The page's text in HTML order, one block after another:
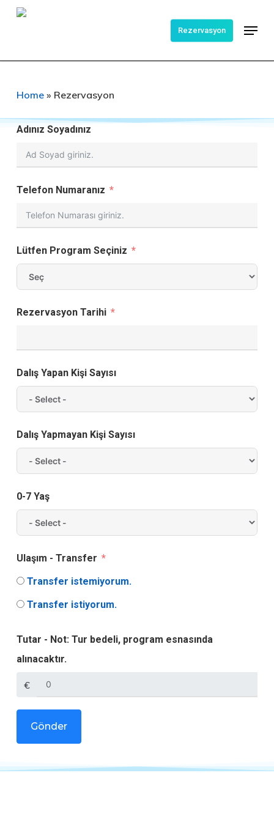
Ana
Rezervasyon Menü
Home» Rezervasyon
Adınız Soyadınız
Telefon Numaranız
Lütfen Program Seçiniz
Rezervasyon Tarihi
Dalış Yapan Kişi Sayısı
Dalış Yapmayan Kişi Sayısı
0-7 Yaş
Ulaşım - Transfer
Transfer istemiyorum.
Transfer istiyorum.
Tutar - Not: Tur bedeli, program esnasında
alınacaktır.
€
Gönder